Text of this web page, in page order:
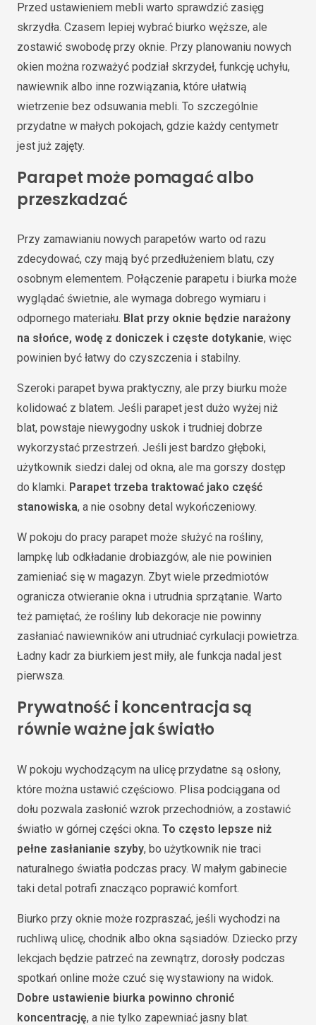
Przed ustawieniem mebli warto sprawdzić zasięg
skrzydła. Czasem lepiej wybrać biurko węższe, ale
zostawić swobodę przy oknie. Przy planowaniu nowych
okien można rozważyć podział skrzydeł, funkcję uchyłu,
nawiewnik albo inne rozwiązania, które ułatwią
wietrzenie bez odsuwania mebli. To szczególnie
przydatne w małych pokojach, gdzie każdy centymetr
jest już zajęty.
Parapet może pomagać albo
przeszkadzać
Przy zamawianiu nowych parapetów warto od razu
zdecydować, czy mają być przedłużeniem blatu, czy
osobnym elementem. Połączenie parapetu i biurka może
wyglądać świetnie, ale wymaga dobrego wymiaru i
odpornego materiału. Blat przy oknie będzie narażony
na słońce, wodę z doniczek i częste dotykanie, więc
powinien być łatwy do czyszczenia i stabilny.
Szeroki parapet bywa praktyczny, ale przy biurku może
kolidować z blatem. Jeśli parapet jest dużo wyżej niż
blat, powstaje niewygodny uskok i trudniej dobrze
wykorzystać przestrzeń. Jeśli jest bardzo głęboki,
użytkownik siedzi dalej od okna, ale ma gorszy dostęp
do klamki. Parapet trzeba traktować jako część
stanowiska, a nie osobny detal wykończeniowy.
W pokoju do pracy parapet może służyć na rośliny,
lampkę lub odkładanie drobiazgów, ale nie powinien
zamieniać się w magazyn. Zbyt wiele przedmiotów
ogranicza otwieranie okna i utrudnia sprzątanie. Warto
też pamiętać, że rośliny lub dekoracje nie powinny
zasłaniać nawiewników ani utrudniać cyrkulacji powietrza.
Ładny kadr za biurkiem jest miły, ale funkcja nadal jest
pierwsza.
Prywatność i koncentracja są
równie ważne jak światło
W pokoju wychodzącym na ulicę przydatne są osłony,
które można ustawić częściowo. Plisa podciągana od
dołu pozwala zasłonić wzrok przechodniów, a zostawić
światło w górnej części okna. To często lepsze niż
pełne zasłanianie szyby, bo użytkownik nie traci
naturalnego światła podczas pracy. W małym gabinecie
taki detal potrafi znacząco poprawić komfort.
Biurko przy oknie może rozpraszać, jeśli wychodzi na
ruchliwą ulicę, chodnik albo okna sąsiadów. Dziecko przy
lekcjach będzie patrzeć na zewnątrz, dorosły podczas
spotkań online może czuć się wystawiony na widok.
Dobre ustawienie biurka powinno chronić
koncentrację, a nie tylko zapewniać jasny blat.